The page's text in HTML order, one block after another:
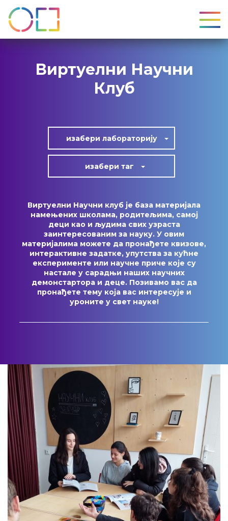
Виртуелни Научни
Клуб
изабери лабoраторију
изабери таг
Виртуелни Научни клуб је база материјала
намењених школама, родитељима, самој
деци као и људима свих узраста
заинтересованим за науку. У овим
материјалима можете да пронађете квизове,
интерактивне задатке, упутства за кућне
експерименте или научне приче које су
настале у сарадњи наших научних
демонстартора и деце. Позивамо вас да
пронађете тему која вас интересује и
уроните у свет науке!